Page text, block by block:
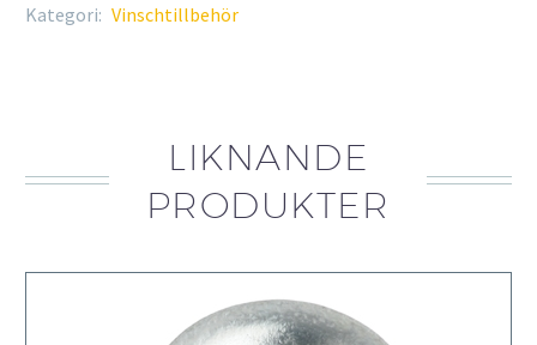
Kategori: Vinschtillbehör
LIKNANDE
PRODUKTER